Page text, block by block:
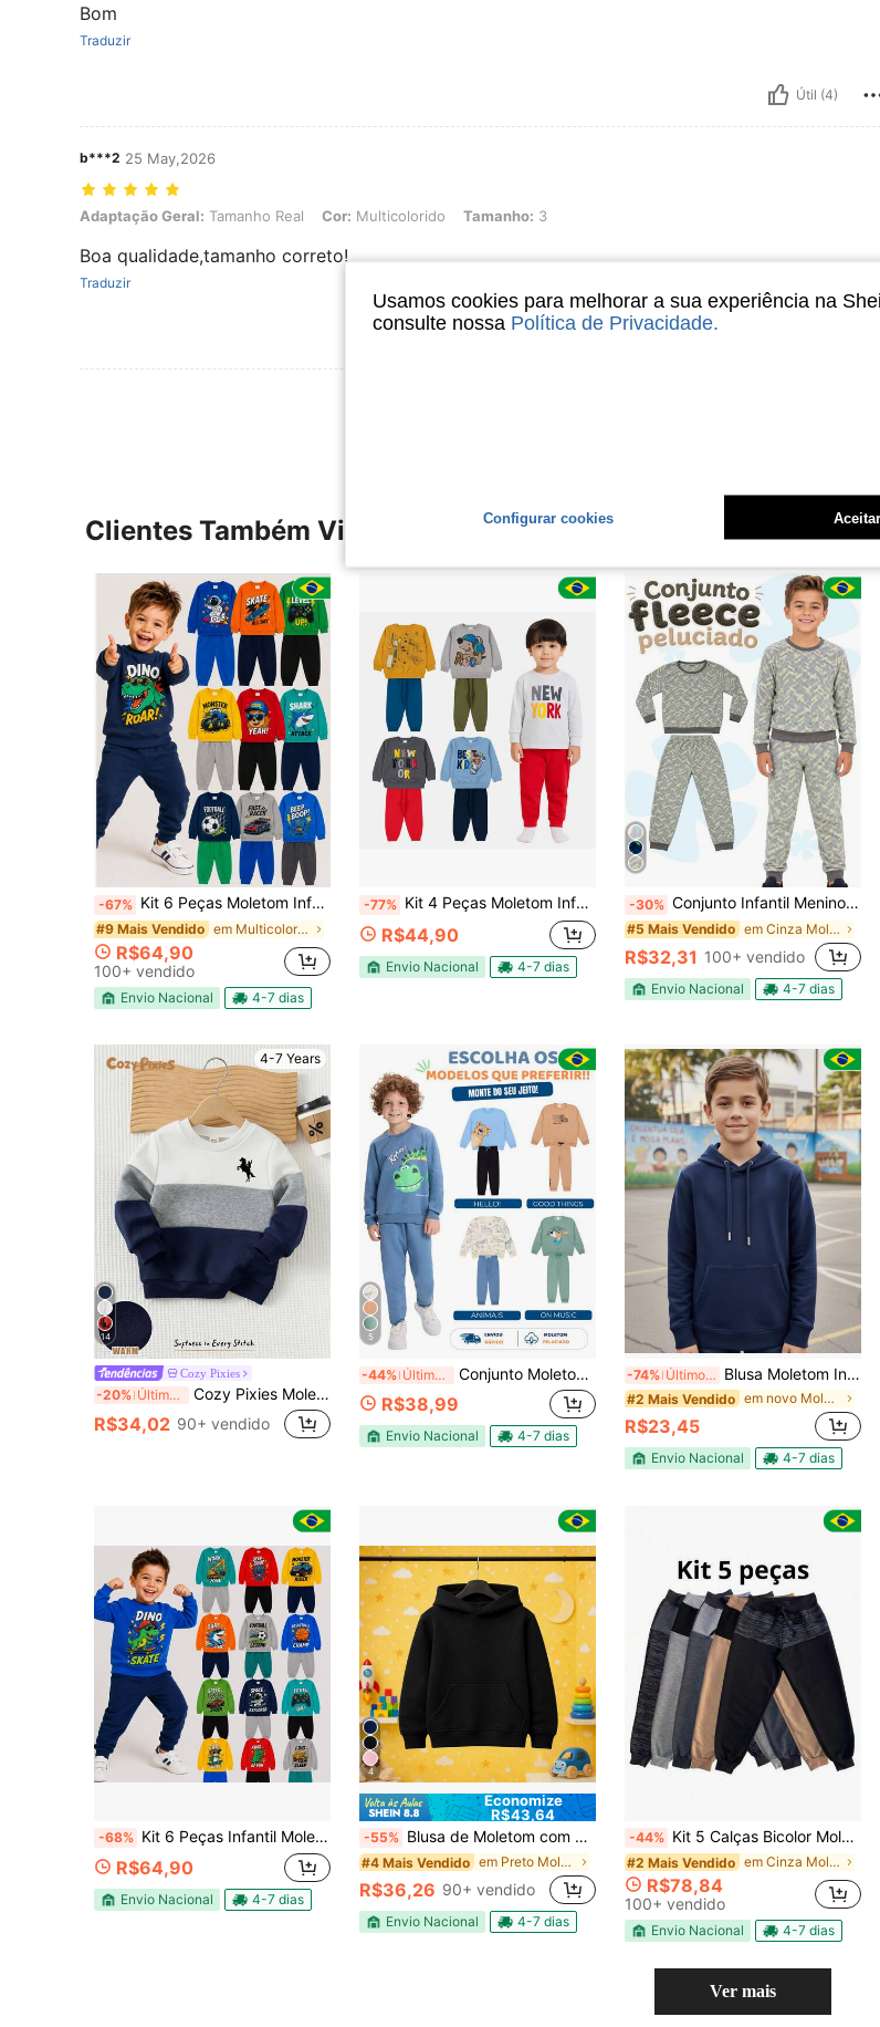
Bom
Traduzir
Útil (4)
b***2 25 May,2026
Adaptação Geral: Tamanho Real, Cor: Multicolorido, Tamanho: 3
Adaptação Geral: Tamanho Real Cor: Multicolorido Tamanho: 3
Boa qualidade,tamanho correto!
Traduzir
Clientes Também Visitaram
-67% Kit 6 Peças Moletom Infantil Menino Inverno 3 Casacos + 3 Calças - Envio , Moda de Inverno Menino Infantil
#9 Mais Vendido em Multicolorido Moletons para meninos
R$64,90
100+ vendido
Envio Nacional 4-7 dias
-77% Kit 4 Peças Moletom Infantil Menino Conjunto Inverno- Kit 2 Casacos e 2 Calças Moletom Flanelado- Conjunto de Inverno Masculino Sortidos
R$44,90
Envio Nacional 4-7 dias
-30% Conjunto Infantil Menino Fleece Peluciado – Ultra Macio, Térmico e Super Quentinho - Inverno
#5 Mais Vendido em Cinza Moletons para meninos
R$32,31 100+ vendido
Envio Nacional 4-7 dias
4-7 Years
14
Cozy Pixies
-20% Últimos 3 dias Cozy Pixies Moletom Infantil Menino com Gola Redonda, Manga Longa e Cores Contrastantes, Versátil e Confortável para Outono/Escola
R$34,02 90+ vendido
5
-44% Últimos 2 dias Conjunto Moletom Peluciado Infantil Menino Estampado Inverno 2 ao 10 anos
R$38,99
Envio Nacional 4-7 dias
-74% Últimos 3 dias Blusa Moletom Infantil Liso Com Capuz E Bolso Canguru Grosso
#2 Mais Vendido em novo Moletons para meninos
R$23,45
Envio Nacional 4-7 dias
-68% Kit 6 Peças Infantil Moletom Menino Bebê Inverno Tamanho 1 ao 8 - 3 Casacos + 3 Calças Roupa Infantil = 3 Conjuntos
R$64,90
Envio Nacional 4-7 dias
4
Economize
R$43,64
-55% Blusa de Moletom com Capuz UNISSEX Infantil e Infanto Juvenil do tamanho 2 ao 16 com Punhos em Ribana
#4 Mais Vendido em Preto Moletons para meninos
R$36,26 90+ vendido
Envio Nacional 4-7 dias
-44% Kit 5 Calças Bicolor Moletinho Infantil Menina Menino Inverno
#2 Mais Vendido em Cinza Moletons para meninos
R$78,84
100+ vendido
Envio Nacional 4-7 dias
Ver mais
Usamos cookies para melhorar a sua experiência na
consulte nossa Política de Privacidade.
Configurar cookies